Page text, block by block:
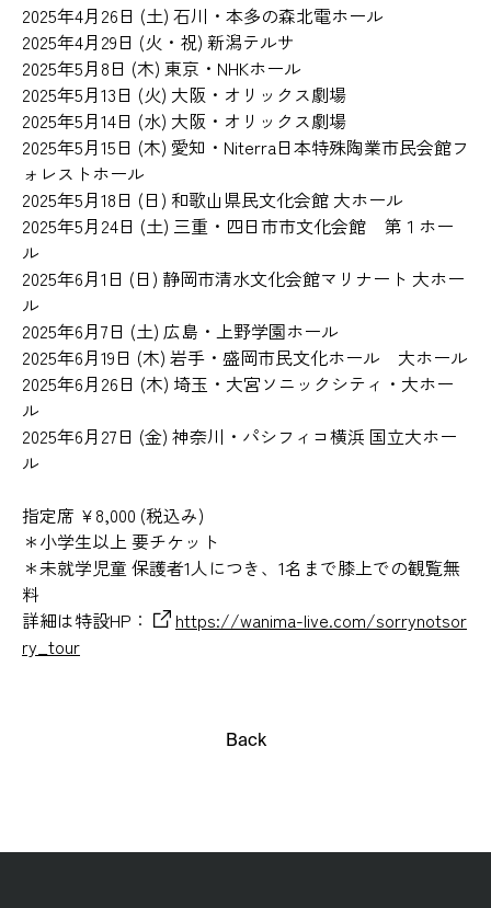
2025年4月26日 (土) 石川・本多の森北電ホール
2025年4月29日 (火・祝) 新潟テルサ
2025年5月8日 (木) 東京・NHKホール
2025年5月13日 (火) 大阪・オリックス劇場
2025年5月14日 (水) 大阪・オリックス劇場
2025年5月15日 (木) 愛知・Niterra日本特殊陶業市民会館フ
ォレストホール
2025年5月18日 (日) 和歌山県民文化会館 大ホール
2025年5月24日 (土) 三重・四日市市文化会館 第１ホー
ル
2025年6月1日 (日) 静岡市清水文化会館マリナート 大ホー
ル
2025年6月7日 (土) 広島・上野学園ホール
2025年6月19日 (木) 岩手・盛岡市民文化ホール 大ホール
2025年6月26日 (木) 埼玉・大宮ソニックシティ・大ホー
ル
2025年6月27日 (金) 神奈川・パシフィコ横浜 国立大ホー
ル
指定席 ¥8,000 (税込み)
＊小学生以上 要チケット
＊未就学児童 保護者1人につき、1名まで膝上での観覧無
料
詳細は特設HP：
https://wanima-live.com/sorrynotsor
ry_tour
Back